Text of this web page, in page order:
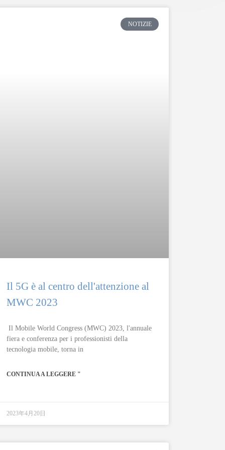
NOTIZIE
Il 5G è al centro dell'attenzione al
MWC 2023
Il Mobile World Congress (MWC) 2023, l'annuale
fiera e conferenza per i professionisti della
tecnologia mobile, torna in
CONTINUA A LEGGERE "
2023年4月20日